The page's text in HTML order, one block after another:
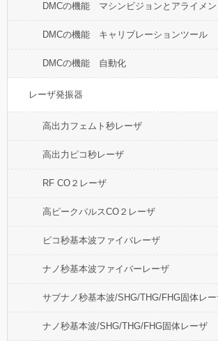
DMCの機能 マシンビジョンとアライメン
DMCの機能 キャリブレーションツール
DMCの機能 自動化
レーザ発振器
高出力フェムト秒レーザ
高出力ピコ秒レーザ
RF CO２レーザ
高ピークパルスCO２レーザ
ピコ秒基本波ファイバレーザ
ナノ秒基本波ファイバーレーザ
サブナノ秒基本波/SHG/THG/FHG固体レ
ナノ秒基本波/SHG/THG/FHG固体レーザ